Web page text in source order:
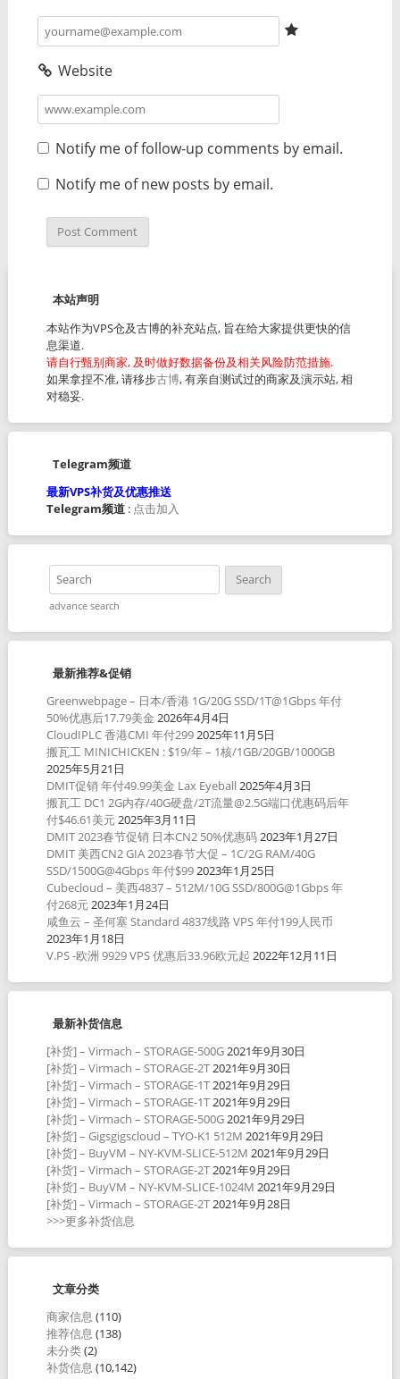
Website
Notify me of follow-up comments by email.
Notify me of new posts by email.
本站声明
本站作为VPS仓及古博的补充站点, 旨在给大家提供更快的信
息渠道.
请自行甄别商家, 及时做好数据备份及相关风险防范措施.
如果拿捏不准, 请移步古博, 有亲自测试过的商家及演示站, 相
对稳妥.
Telegram频道
最新VPS补货及优惠推送
Telegram频道: 点击加入
advance search
最新推荐&促销
Greenwebpage – 日本/香港 1G/20G SSD/1T@1Gbps 年付
50%优惠后17.79美金 2026年4月4日
CloudIPLC 香港CMI 年付2992025年11月5日
搬瓦工 MINICHICKEN : $19/年 – 1核/1GB/20GB/1000GB
2025年5月21日
DMIT促销 年付49.99美金 Lax Eyeball 2025年4月3日
搬瓦工 DC1 2G内存/40G硬盘/2T流量@2.5G端口优惠码后年
付$46.61美元2025年3月11日
DMIT 2023春节促销 日本CN2 50%优惠码2023年1月27日
DMIT 美西CN2 GIA 2023春节大促 – 1C/2G RAM/40G
SSD/1500G@4Gbps 年付$992023年1月25日
Cubecloud – 美西4837 – 512M/10G SSD/800G@1Gbps 年
付268元2023年1月24日
咸鱼云 – 圣何塞 Standard 4837线路 VPS 年付199人民币
2023年1月18日
V.PS -欧洲 9929 VPS 优惠后33.96欧元起 2022年12月11日
最新补货信息
[补货] – Virmach – STORAGE-500G2021年9月30日
[补货] – Virmach – STORAGE-2T2021年9月30日
[补货] – Virmach – STORAGE-1T2021年9月29日
[补货] – Virmach – STORAGE-1T2021年9月29日
[补货] – Virmach – STORAGE-500G2021年9月29日
[补货] – Gigsgigscloud – TYO-K1 512M 2021年9月29日
[补货] – BuyVM – NY-KVM-SLICE-512M 2021年9月29日
[补货] – Virmach – STORAGE-2T2021年9月29日
[补货] – BuyVM – NY-KVM-SLICE-1024M 2021年9月29日
[补货] – Virmach – STORAGE-2T2021年9月28日
>>>更多补货信息
文章分类
商家信息 (110)
推荐信息 (138)
未分类(2)
补货信息 (10,142)